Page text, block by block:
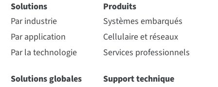
Solutions
Par industrie
Par application
Par la technologie
Solutions globales
Produits
Systèmes embarqués
Cellulaire et réseaux
Services professionnels
Support technique